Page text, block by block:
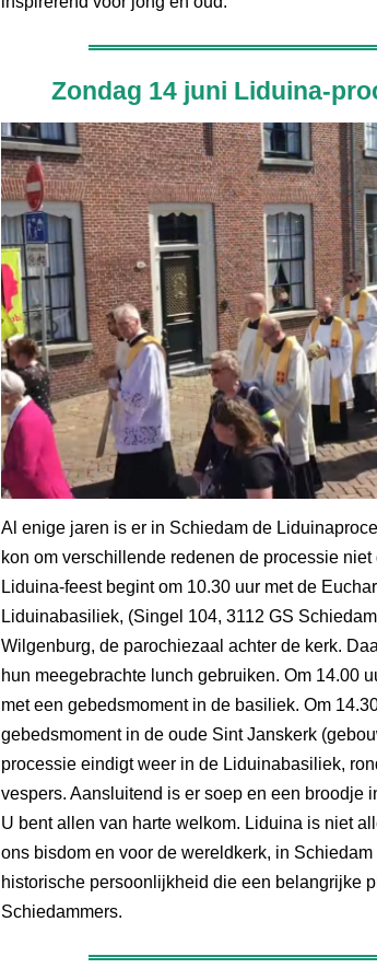
Zondag 14 juni Liduina-
Al enige jaren is er in Schiedam de
kon om verschillende redenen de processie
Liduina-feest begint om 10.30 uur met de
Liduinabasiliek, (Singel 104, 3112 GS
Wilgenburg, de parochiezaal achter de kerk.
hun meegebrachte lunch gebruiken. Om 14.00
met een gebedsmoment in de basiliek. Om
gebedsmoment in de oude Sint Janskerk
processie eindigt weer in de Liduinabasiliek,
vespers. Aansluitend is er soep en een broodje
U bent allen van harte welkom. Liduina is niet
ons bisdom en voor de wereldkerk, in
historische persoonlijkheid die een belangrijke
Schiedammers.